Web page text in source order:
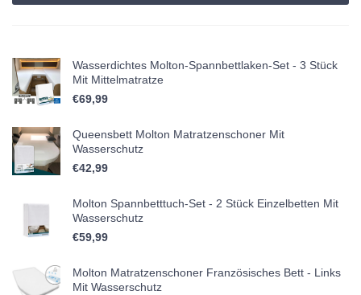
Wasserdichtes Molton-Spannbettlaken-Set - 3 Stück
Mit Mittelmatratze
€69,99
Queensbett Molton Matratzenschoner Mit
Wasserschutz
€42,99
Molton Spannbetttuch-Set - 2 Stück Einzelbetten Mit
Wasserschutz
€59,99
Molton Matratzenschoner Französisches Bett - Links
Mit Wasserschutz